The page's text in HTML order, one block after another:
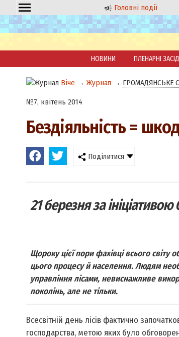
Головні події
НОВИНИ ПЛЕНАРНІ
Віче → Журнал → ГРОМАДЯНСЬКЕ
№7, квітень 2014
Бездіяльність =
Поділитися
21 березня за ініціативою
Щороку цієї пори фахівці всього
цього процесу й населення. Людям
управління лісами, невиснажливе
поколінь, але не тільки.
Всесвітній день лісів фактично
господарства, метою яких було